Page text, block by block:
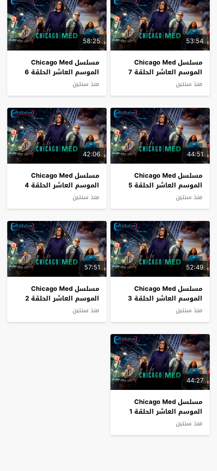
53:54
مسلسل Chicago Med
الموسم العاشر الحلقة 7
فاصل اعلاني
منذ سنتين
58:25
مسلسل Chicago Med
الموسم العاشر الحلقة 6
فاصل اعلاني
منذ سنتين
44:51
مسلسل Chicago Med
الموسم العاشر الحلقة 5
فاصل اعلاني
منذ سنتين
42:06
مسلسل Chicago Med
الموسم العاشر الحلقة 4
فاصل اعلاني
منذ سنتين
52:49
مسلسل Chicago Med
الموسم العاشر الحلقة 3
فاصل اعلاني
منذ سنتين
57:51
مسلسل Chicago Med
الموسم العاشر الحلقة 2
فاصل اعلاني
منذ سنتين
44:27
مسلسل Chicago Med
الموسم العاشر الحلقة 1
فاصل اعلاني
منذ سنتين